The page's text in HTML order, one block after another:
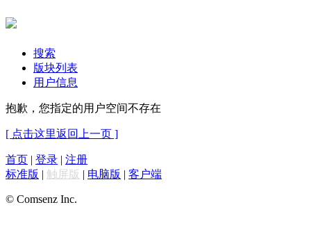
搜索
版块列表
用户信息
抱歉，您指定的用户空间不存在
[ 点击这里返回上一页 ]
首页 | 登录 | 注册
标准版 | 触屏版 | 电脑版 | 客户端
© Comsenz Inc.